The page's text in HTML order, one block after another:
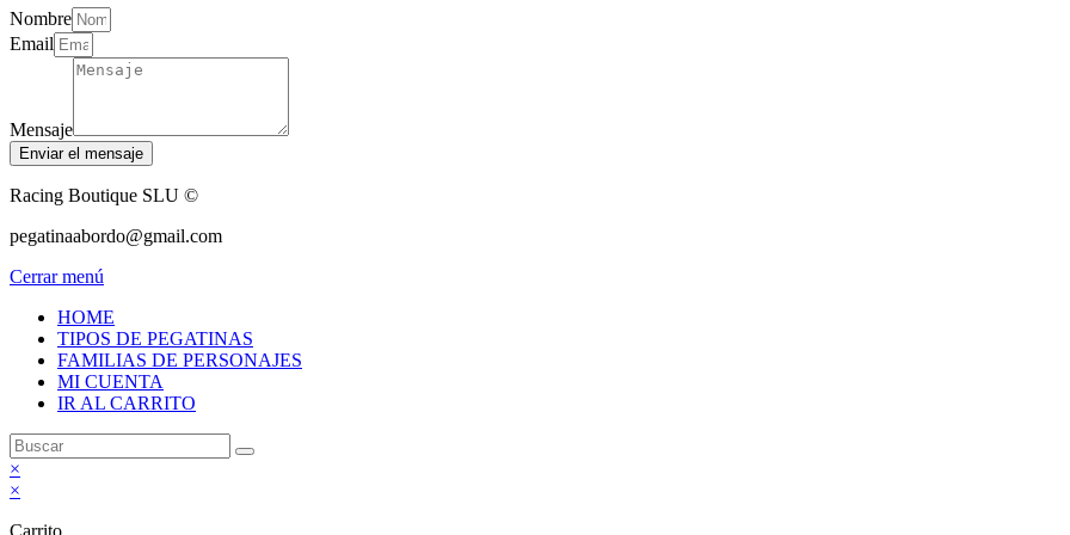
Nombre
Email
Mensaje
Enviar el mensaje
Racing Boutique SLU ©
pegatinaabordo@gmail.com
Cerrar menú
HOME
TIPOS DE PEGATINAS
FAMILIAS DE PERSONAJES
MI CUENTA
IR AL CARRITO
×
×